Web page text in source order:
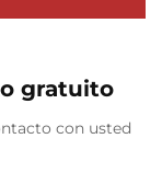
gratuito
con usted